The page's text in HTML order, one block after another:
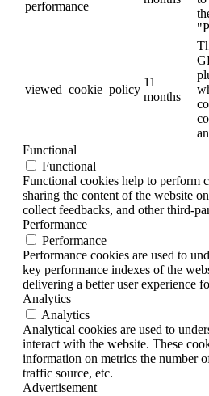
performance
viewed_cookie_policy
11
months
Functional
Functional
Functional cookies help to perform
sharing the content of the website
collect feedbacks, and other third-
Performance
Performance
Performance cookies are used to
key performance indexes of the
delivering a better user experience
Analytics
Analytics
Analytical cookies are used to
interact with the website. These
information on metrics the number
traffic source, etc.
Advertisement